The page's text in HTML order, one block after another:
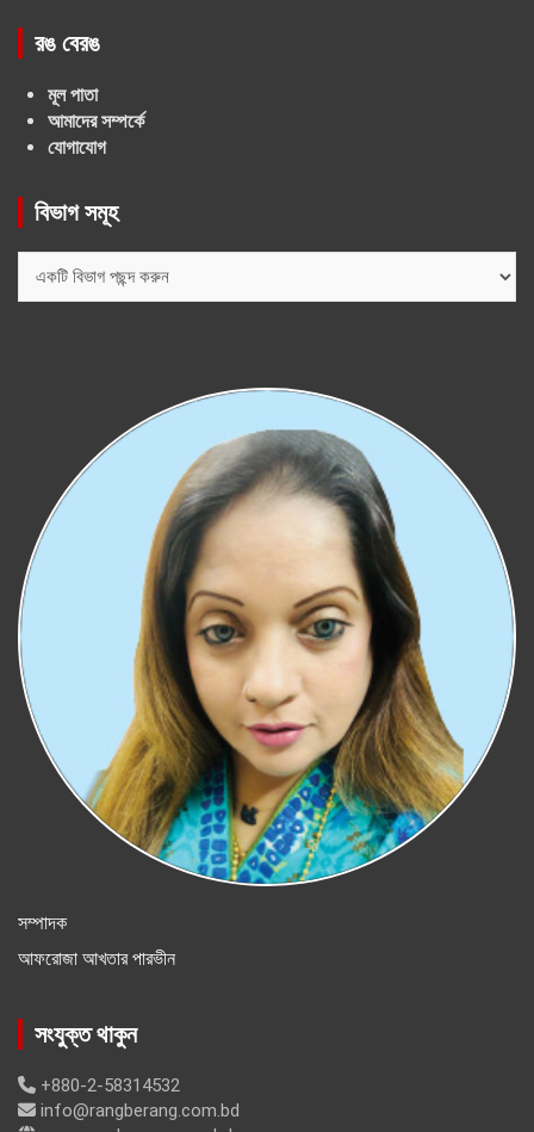
রঙ বেরঙ
মূল পাতা
আমাদের সম্পর্কে
যোগাযোগ
বিভাগ সমূহ
সম্পাদক
আফরোজা আখতার পারভীন
সংযুক্ত থাকুন
+880-2-58314532
info@rangberang.com.bd